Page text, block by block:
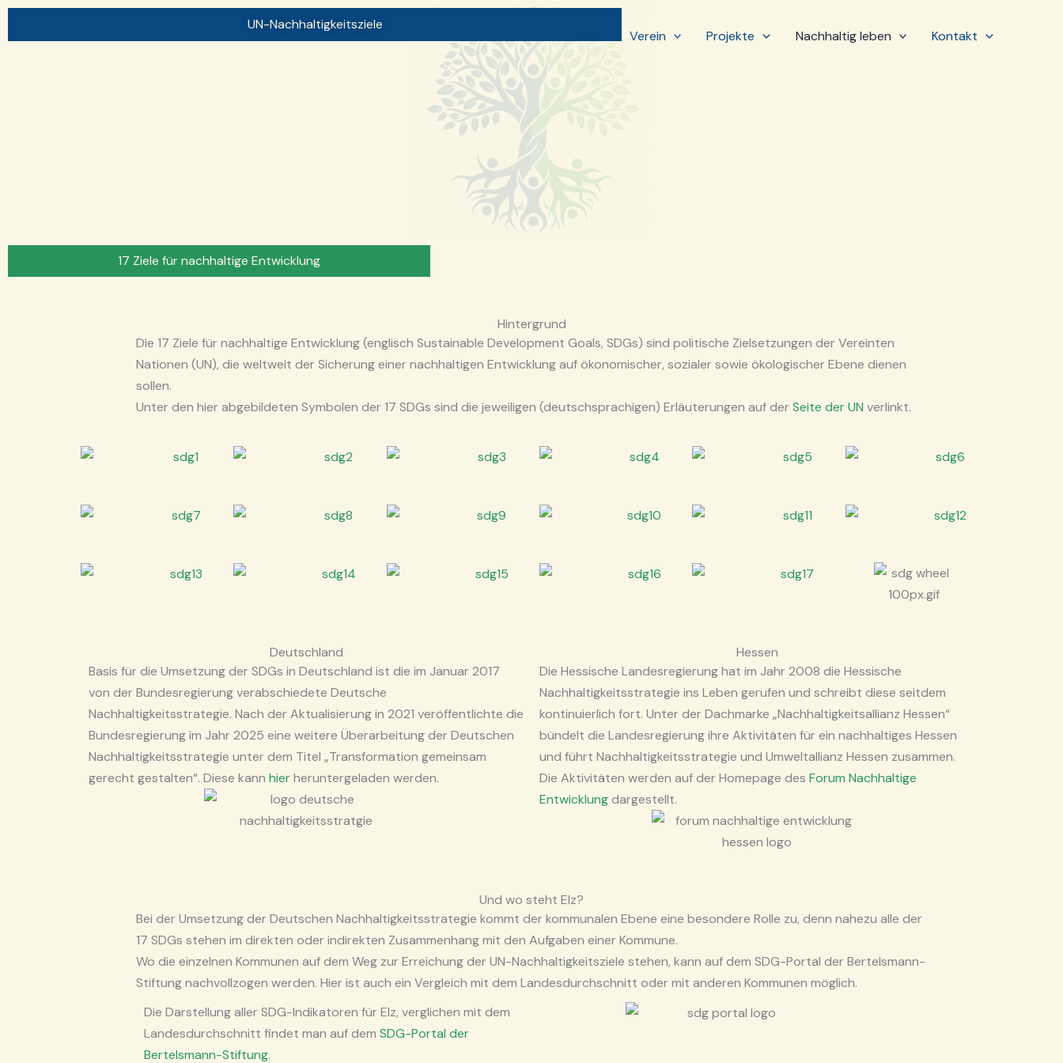
Zum
Verein Projekte Nachhaltig leben Kontakt
UN-Nachhaltigkeitsziele
17 Ziele für nachhaltige Entwicklung
Hintergrund
Die 17 Ziele für nachhaltige Entwicklung (englisch Sustainable Development Goals, SDGs) sind politische Zielsetzungen der Vereinten
Nationen (UN), die weltweit der Sicherung einer nachhaltigen Entwicklung auf ökonomischer, sozialer sowie ökologischer Ebene dienen
sollen.
Unter den hier abgebildeten Symbolen der 17 SDGs sind die jeweiligen (deutschsprachigen) Erläuterungen auf derSeite der UN verlinkt.
Deutschland
Basis für die Umsetzung der SDGs in Deutschland ist die im Januar 2017
von der Bundesregierung verabschiedete Deutsche
Nachhaltigkeitsstrategie. Nach der Aktualisierung in 2021 veröffentlichte die
Bundesregierung im Jahr 2025 eine weitere Überarbeitung der Deutschen
Nachhaltigkeitsstrategie unter dem Titel „Transformation gemeinsam
gerecht gestalten“. Diese kann hierheruntergeladen werden.
Hessen
Die Hessische Landesregierung hat im Jahr 2008 die Hessische
Nachhaltigkeitsstrategie ins Leben gerufen und schreibt diese seitdem
kontinuierlich fort. Unter der Dachmarke „Nachhaltigkeitsallianz Hessen“
bündelt die Landesregierung ihre Aktivitäten für ein nachhaltiges Hessen
und führt Nachhaltigkeitsstrategie und Umweltallianz Hessen zusammen.
Die Aktivitäten werden auf der Homepage des Forum Nachhaltige
Entwicklungdargestellt.
Und wo steht Elz?
Bei der Umsetzung der Deutschen Nachhaltigkeitsstrategie kommt der kommunalen Ebene eine besondere Rolle zu, denn nahezu alle der
17 SDGs stehen im direkten oder indirekten Zusammenhang mit den Aufgaben einer Kommune.
Wo die einzelnen Kommunen auf dem Weg zur Erreichung der UN-Nachhaltigkeitsziele stehen, kann auf dem SDG-Portal der Bertelsmann-
Stiftung nachvollzogen werden. Hier ist auch ein Vergleich mit dem Landesdurchschnitt oder mit anderen Kommunen möglich.
Die Darstellung aller SDG-Indikatoren für Elz, verglichen mit dem
Landesdurchschnitt findet man auf dem SDG-Portal der
Bertelsmann-Stiftung.